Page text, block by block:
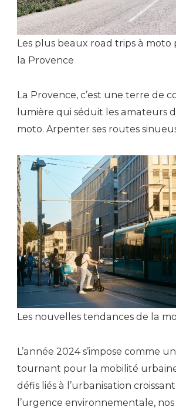
Les plus beaux road trips à
la Provence
La Provence, c’est une terre de
lumière qui séduit les amateurs
moto. Arpenter ses routes
Les nouvelles tendances de la
L’année 2024 s’impose comme
tournant pour la mobilité
défis liés à l’urbanisation
l’urgence environnementale,